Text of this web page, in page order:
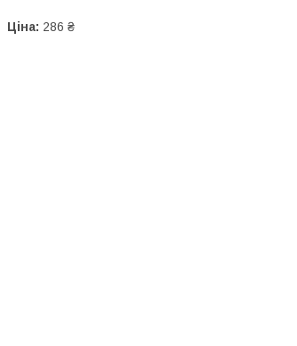
Ціна: 286 ₴